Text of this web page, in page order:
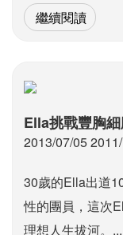
繼續閱讀
Ella挑戰豐胸
2013/07/05
30歲的Ella出道
性的團員，這次
理想人生拔河。...